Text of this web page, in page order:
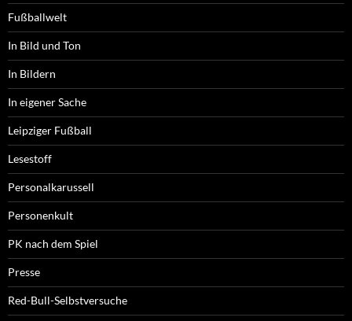
Fußballwelt
In Bild und Ton
In Bildern
In eigener Sache
Leipziger Fußball
Lesestoff
Personalkarussell
Personenkult
PK nach dem Spiel
Presse
Red-Bull-Selbstversuche